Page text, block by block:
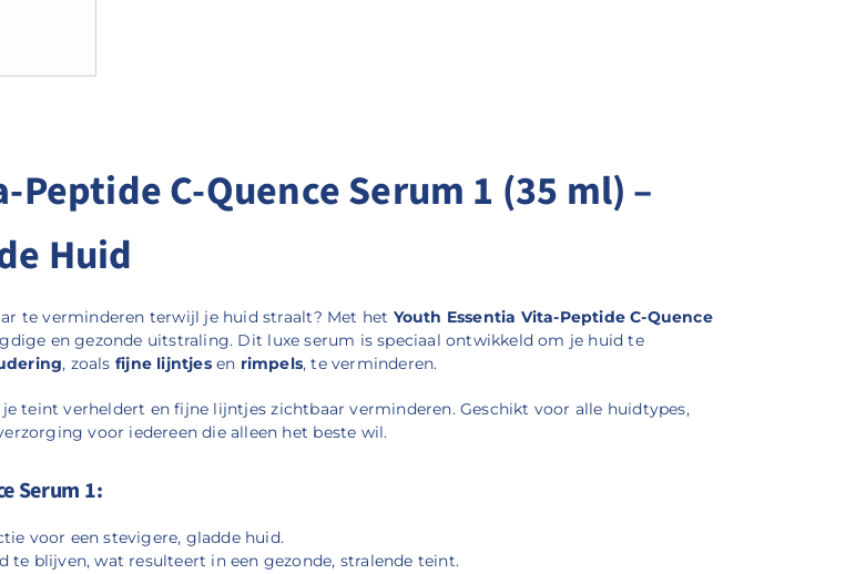
C-Quence Serum 1 (35 ml) –
Huid
te verminderen terwijl je huid straalt? Met het Youth Essentia Vita-Peptide C-Quence
en gezonde uitstraling. Dit luxe serum is speciaal ontwikkeld om je huid te
, zoals fijne lijntjes en rimpels, te verminderen.
teint verheldert en fijne lijntjes zichtbaar verminderen. Geschikt voor alle huidtypes,
voor iedereen die alleen het beste wil.
Serum 1:
voor een stevigere, gladde huid.
te blijven, wat resulteert in een gezonde, stralende teint.